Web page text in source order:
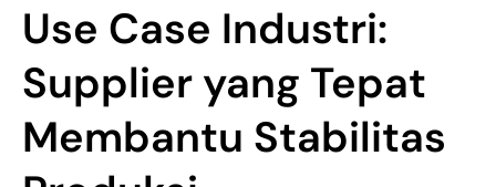
Use Case Industri:
Supplier yang Tepat
Membantu Stabilitas